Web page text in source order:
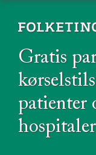
Gratis
patienter
hospitaler